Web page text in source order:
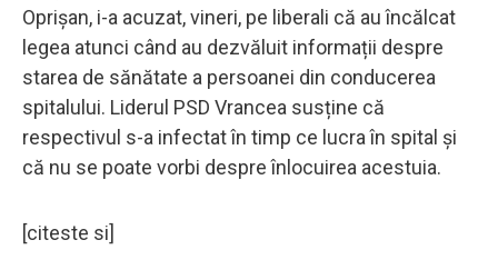
Oprișan, i-a acuzat, vineri, pe liberali că au încălcat
legea atunci când au dezvăluit informații despre
starea de sănătate a persoanei din conducerea
spitalului. Liderul PSD Vrancea susține că
respectivul s-a infectat în timp ce lucra în spital și
că nu se poate vorbi despre înlocuirea acestuia.
[citeste si]